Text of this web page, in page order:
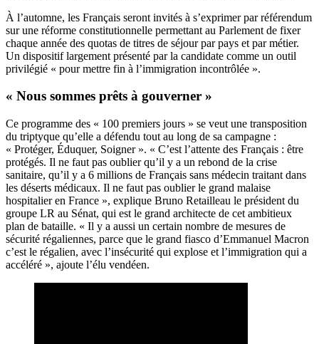
À l’automne, les Français seront invités à s’exprimer par référendum
sur une réforme constitutionnelle permettant au Parlement de fixer
chaque année des quotas de titres de séjour par pays et par métier.
Un dispositif largement présenté par la candidate comme un outil
privilégié « pour mettre fin à l’immigration incontrôlée ».
« Nous sommes prêts à gouverner »
Ce programme des « 100 premiers jours » se veut une transposition
du triptyque qu’elle a défendu tout au long de sa campagne :
« Protéger, Éduquer, Soigner ». « C’est l’attente des Français : être
protégés. Il ne faut pas oublier qu’il y a un rebond de la crise
sanitaire, qu’il y a 6 millions de Français sans médecin traitant dans
les déserts médicaux. Il ne faut pas oublier le grand malaise
hospitalier en France », explique Bruno Retailleau le président du
groupe LR au Sénat, qui est le grand architecte de cet ambitieux
plan de bataille. « Il y a aussi un certain nombre de mesures de
sécurité régaliennes, parce que le grand fiasco d’Emmanuel Macron
c’est le régalien, avec l’insécurité qui explose et l’immigration qui a
accéléré », ajoute l’élu vendéen.